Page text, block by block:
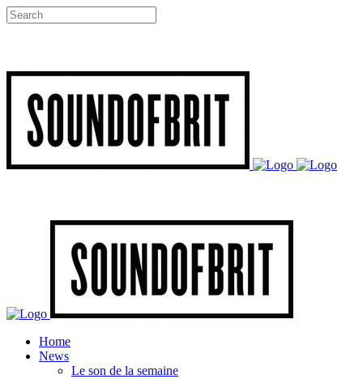
Home
News
Le son de la semaine